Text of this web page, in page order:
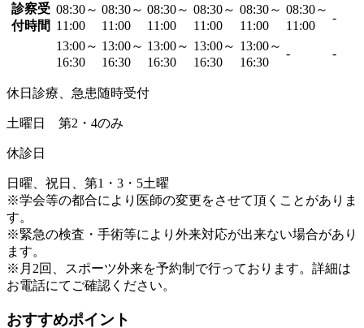
診察受
付時間
08:30～
11:00
08:30～
11:00
08:30～
11:00
08:30～
11:00
08:30～
11:00
08:30～
11:00
-
13:00～
16:30
13:00～
16:30
13:00～
16:30
13:00～
16:30
13:00～
16:30
- -
休日診療、急患随時受付
土曜日 第2・4のみ
休診日
日曜、祝日、第1・3・5土曜
※学会等の都合により医師の変更をさせて頂くことがありま
す。
※緊急の検査・手術等により外来対応が出来ない場合があり
ます。
※月2回、スポーツ外来を予約制で行っております。詳細は
お電話にてご確認ください。
おすすめポイント